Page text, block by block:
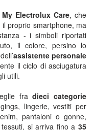
My Electrolux Care, che
proprio smartphone, ma
- i simboli riportati
il colore, persino lo
assistente personale
il ciclo di asciugatura
utili.
fradieci categorie
lingerie, vestiti per
pantaloni o gonne,
si arriva fino a 35